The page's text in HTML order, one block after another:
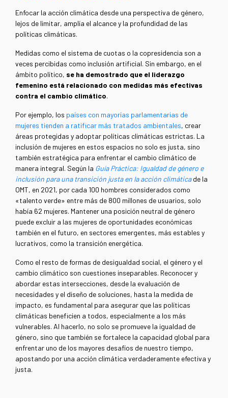
Enfocar la acción climática desde una perspectiva de género,
lejos de limitar, amplía el alcance y la profundidad de las
políticas climáticas.
Medidas como el sistema de cuotas o la copresidencia son a
veces percibidas como inclusión artificial. Sin embargo, en el
ámbito político, se ha demostrado que el liderazgo
femenino está relacionado con medidas más efectivas
contra el cambio climático.
Por ejemplo, los países con mayorías parlamentarias de
mujeres tienden a ratificar más tratados ambientales, crear
áreas protegidas y adoptar políticas climáticas estrictas. La
inclusión de mujeres en estos espacios no solo es justa, sino
también estratégica para enfrentar el cambio climático de
manera integral. Según la Guía Práctica: Igualdad de género e
inclusión para una transición justa en la acción climáticade la
OMT, en 2021, por cada 100 hombres considerados como
«talento verde» entre más de 800 millones de usuarios, solo
había 62 mujeres. Mantener una posición neutral de género
puede excluir a las mujeres de oportunidades económicas
también en el futuro, en sectores emergentes, más estables y
lucrativos, como la transición energética.
Como el resto de formas de desigualdad social, el género y el
cambio climático son cuestiones inseparables. Reconocer y
abordar estas intersecciones, desde la evaluación de
necesidades y el diseño de soluciones, hasta la medida de
impacto, es fundamental para asegurar que las políticas
climáticas beneficien a todos, especialmente a los más
vulnerables. Al hacerlo, no solo se promueve la igualdad de
género, sino que también se fortalece la capacidad global para
enfrentar uno de los mayores desafíos de nuestro tiempo,
apostando por una acción climática verdaderamente efectiva y
justa.